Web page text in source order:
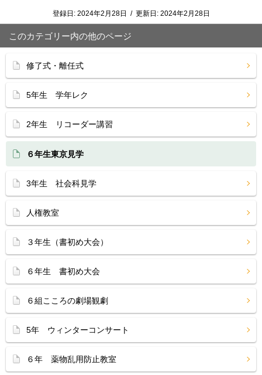
登録日: 2024年2月28日 / 更新日: 2024年2月28日
このカテゴリー内の他のページ
修了式・離任式
5年生 学年レク
2年生 リコーダー講習
６年生東京見学
3年生 社会科見学
人権教室
３年生（書初め大会）
６年生 書初め大会
６組こころの劇場観劇
5年 ウィンターコンサート
６年 薬物乱用防止教室